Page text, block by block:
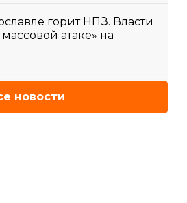
горит НПЗ. Власти
атаке» на
новости